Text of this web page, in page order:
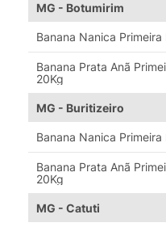
MG - Botumirim
Banana Nanica
Banana Prata Anã
20Kg
MG - Buritizeiro
Banana Nanica
Banana Prata Anã
20Kg
MG - Catuti